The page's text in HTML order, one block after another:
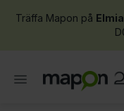
Träffa Mapon på